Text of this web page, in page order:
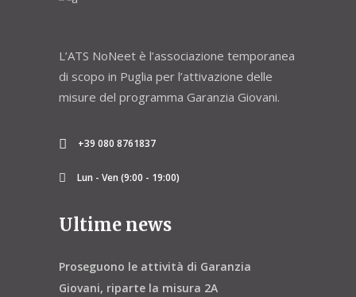
L’ATS NoNeet è l’associazione temporanea
di scopo in Puglia per l’attivazione delle
misure del programma Garanzia Giovani.
+39 080 8761837
Lun - Ven (9:00 - 19:00)
Ultime news
Proseguono le attività di Garanzia
Giovani, riparte la misura 2A